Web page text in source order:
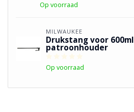
Op voorraad
MILWAUKEE
Drukstang voor 600ml
patroonhouder
Op voorraad